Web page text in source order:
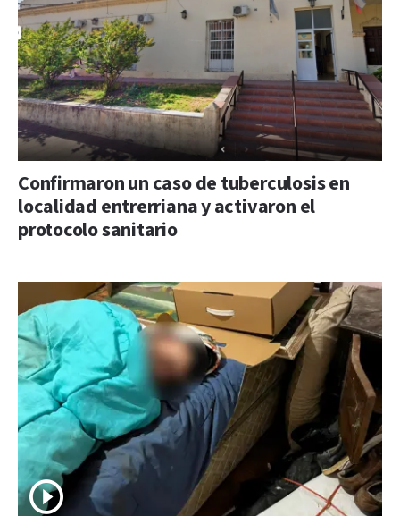
Confirmaron un caso de tuberculosis en
localidad entrerriana y activaron el
protocolo sanitario